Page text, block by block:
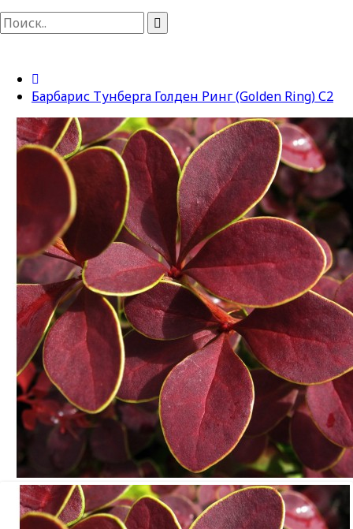
Барбарис Тунберга Голден Ринг (Golden Ring) С2